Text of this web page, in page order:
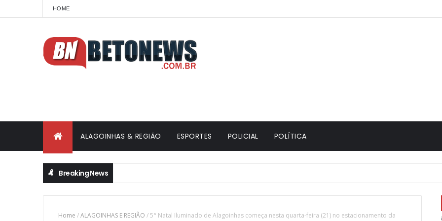
HOME
ALAGOINHAS & REGIÃO ESPORTES POLICIAL POLÍTICA
Breaking News
Home /ALAGOINHAS E REGIÃO /5° Natal Iluminado de Alagoinhas começa nesta quarta-feira (21) no estacionamento da